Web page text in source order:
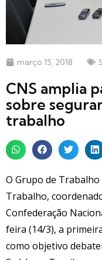
março 15, 2018
CNS amplia
sobre
trabalho
O Grupo de Trabalho
Trabalho,
Confederação
feira (14/3), a
como objetivo